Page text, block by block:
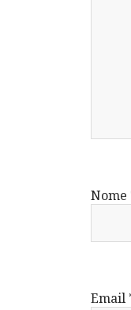
Nome
Email